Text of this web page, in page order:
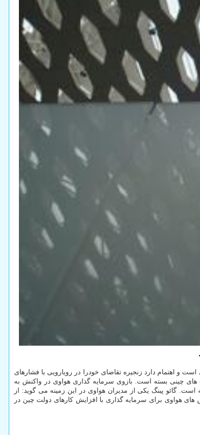
و اهتمام دارد زنجیره تقاضای خودرا در رویارویی با فشارهای
که در آوریل ۲۰۱۹ میلادی توسط هواوی تاسیس شده، از آگوست سال قبل تابحال ۱۷ قرارداد با شرکت های چینی بسته است. بازوی سرمایه گذاری هواوی در واکنش به
گائو پینگ یکی از مدیران هواوی در این زمینه می گوید: از
هواوی برای سرمایه گذاری با افزایش کارهای دولت چین در